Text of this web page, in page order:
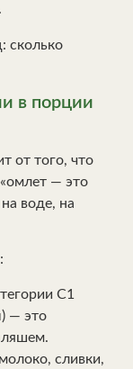
в порции
от того, что
— это
воде, на
С1
— это
сливки,